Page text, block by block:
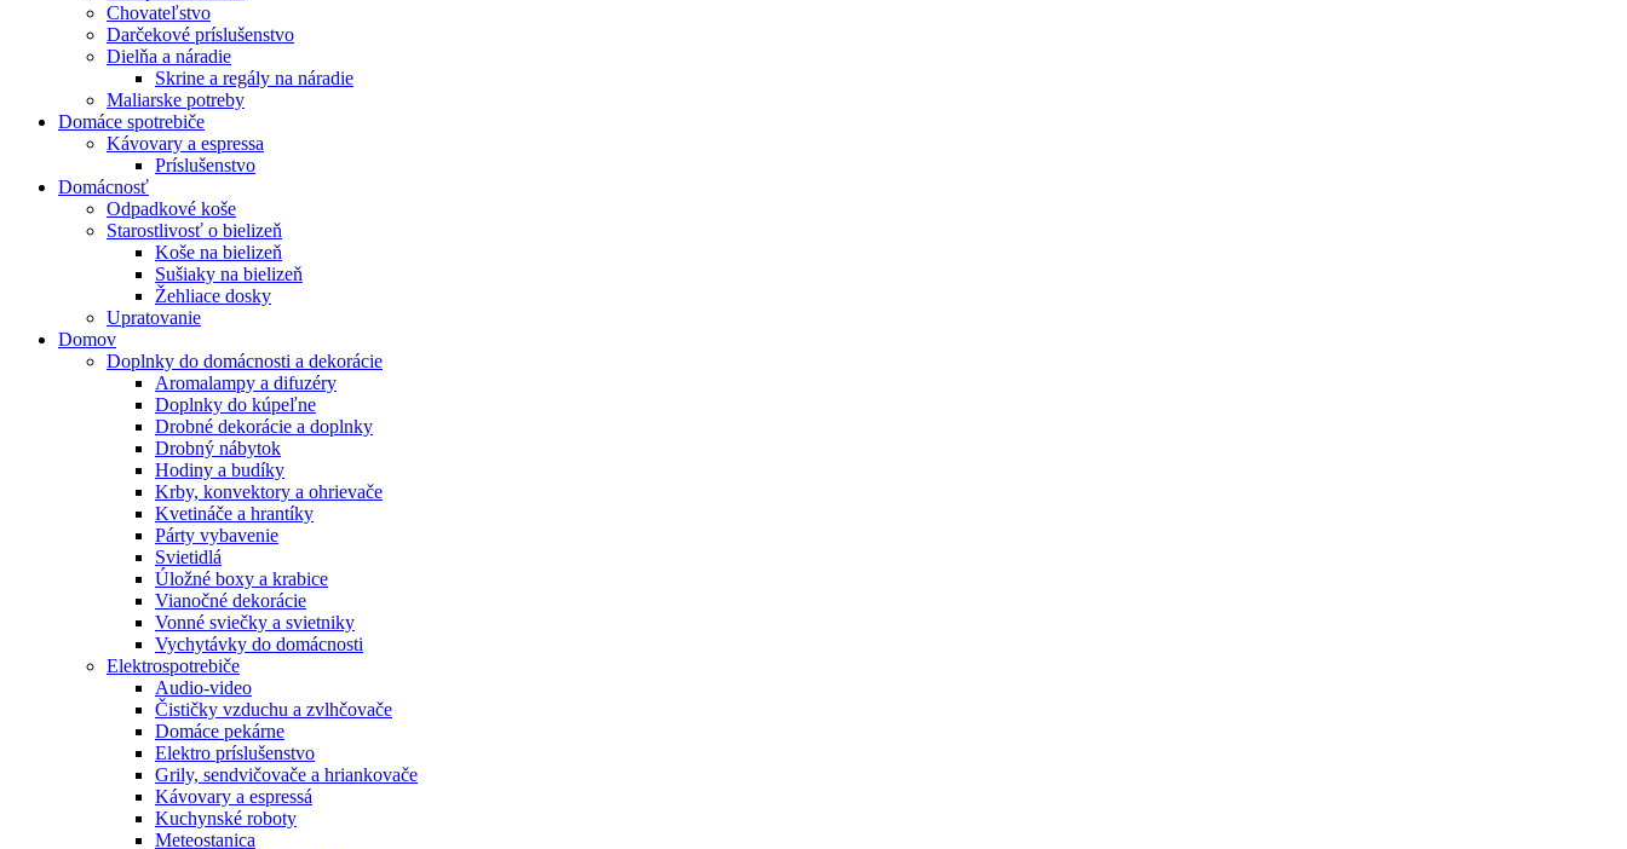
Chovateľstvo
Darčekové príslušenstvo
Dielňa a náradie
Skrine a regály na náradie
Maliarske potreby
Domáce spotrebiče
Kávovary a espressa
Príslušenstvo
Domácnosť
Odpadkové koše
Starostlivosť o bielizeň
Koše na bielizeň
Sušiaky na bielizeň
Žehliace dosky
Upratovanie
Domov
Doplnky do domácnosti a dekorácie
Aromalampy a difuzéry
Doplnky do kúpeľne
Drobné dekorácie a doplnky
Drobný nábytok
Hodiny a budíky
Krby, konvektory a ohrievače
Kvetináče a hrantíky
Párty vybavenie
Svietidlá
Úložné boxy a krabice
Vianočné dekorácie
Vonné sviečky a svietniky
Vychytávky do domácnosti
Elektrospotrebiče
Audio-video
Čističky vzduchu a zvlhčovače
Domáce pekárne
Elektro príslušenstvo
Grily, sendvičovače a hriankovače
Kávovary a espressá
Kuchynské roboty
Meteostanica